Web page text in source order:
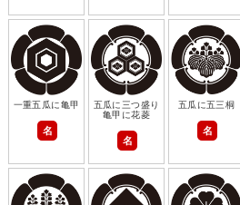
一重五瓜に亀甲
名
五瓜に三つ盛り
亀甲に花菱
名
五瓜に五三桐
名